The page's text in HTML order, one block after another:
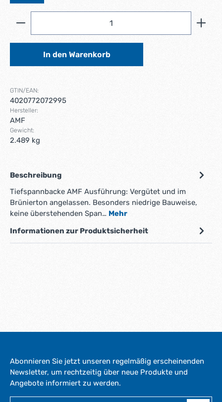
Produkt Anzahl: Gib den gewünschten Wert ein
In den Warenkorb
GTIN/EAN:
4020772072995
Hersteller:
AMF
Gewicht:
2.489 kg
Beschreibung
Tiefspannbacke AMF Ausführung: Vergütet und im
Brünierton angelassen. Besonders niedrige Bauweise,
keine überstehenden Span… Mehr
Informationen zur Produktsicherheit
Abonnieren Sie jetzt unseren regelmäßig erscheinenden
Newsletter, um rechtzeitig über neue Produkte und
Angebote informiert zu werden.